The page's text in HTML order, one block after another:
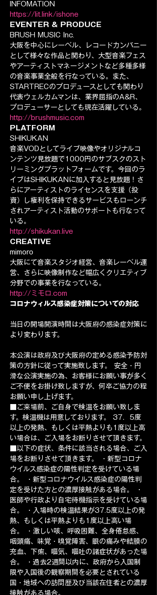
INFOMATION
https://lit.link/ishone
EVENTER & PRODUCE
BRUSH MUSIC Inc.
大阪を中心にレーベル、レコードカンパニー
として様々な作品と関わり、大型音楽フェス
やアーティストマネージメントなど多種多様
の音楽事業全般を行なっている。また、
STARTRECのプロデュースとしても関わり
代表ウェルカムマンは、業界屈指のA&R、
プロデューサーとしても現在活躍している。
http://brushmusic.com
PLATFORM
SHIKUKAN
音楽VODとしてライブ映像やオリジナルコ
ンテンツ見放題で1000円のサブスクのスト
リーミングプラットフォームです。今回のラ
イブはSHIKUKANに加入すると見放題！さ
らにアーティストのライセンスを支援（投
資）し権利を保持できるサービスもローンチ
されアーティスト活動のサポートも行なって
いる。
http://shikukan.live
CREATIVE
mimoro
大阪にて音楽スタジオ経営、音楽レーベル運
営、さらに映像制作など幅広くクリエティブ
分野での事業を行なっている。
http://ミモロ.com
コロナウィルス感染症対策についての対応
当日の開場開演時間は大阪府の感染症対策に
より変わります。
本公演は政府及び大阪府の定める感染予防対
策の方針に従って実施致します。 安全・円
滑な公演実施の為、お客様にお願い事が多く
ご不便をお掛け致しますが、何卒ご協力の程
お願い申し上げます。
■ご来場前、ご自身で検温をお願い致しま
す。検温機は用意しております。 37．5度
以上の発熱、もしくは平熱よりも1度以上高
い場合は、ご入場をお断りさせて頂きます。
■以下の症状、条件に該当される場合、ご入
場をお断りさせて頂きます。 ・新型コロナ
ウイルス感染症の陽性判定を受けている場
合。 ・新型コロナウイルス感染症の陽性判
定を受けた方との濃厚接触がある場合。 ・
医師や行政より自宅待機指示を受けている場
合。 ・入場時の検温結果が37.5度以上の発
熱、もしくは平熱よりも1度以上高い場
合。 ・激しい咳、呼吸困難、全身倦怠感、
咽頭痛、味覚・嗅覚障害、眼の痛みや結膜の
充血、下痢、嘔気、嘔吐の諸症状があった場
合。 ・過去2週間以内に、政府から入国制
限や入国後の観察期間を必要とされている
国・地域への訪問歴及び当該在住者との濃厚
接触がある場合。